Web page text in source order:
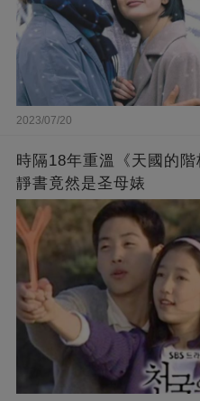
2023/07/20
時隔18年重溫《天國的
靜書竟然是圣母婊